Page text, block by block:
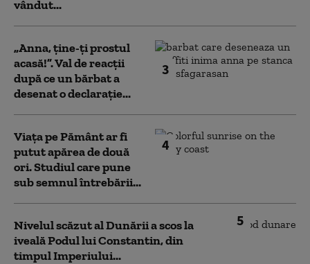
vândut...
3
„Anna, ţine-ţi prostul
acasă!”. Val de reacții
după ce un bărbat a
desenat o declarație...
4
Viața pe Pământ ar fi
putut apărea de două
ori. Studiul care pune
sub semnul întrebării...
5
Nivelul scăzut al Dunării a scos la
iveală Podul lui Constantin, din
timpul Imperiului...